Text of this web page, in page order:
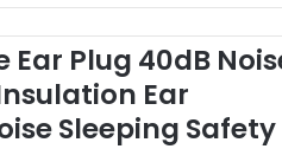
Ear Plug 40dB
Ear
Sleeping Safety